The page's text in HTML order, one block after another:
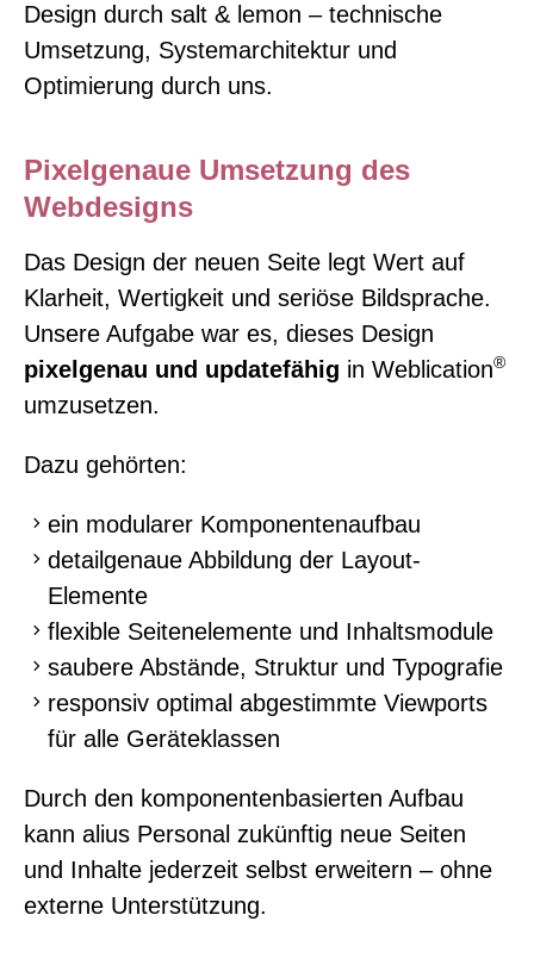
Design durch salt & lemon – technische
Umsetzung, Systemarchitektur und
Optimierung durch uns.
Pixelgenaue Umsetzung des
Webdesigns
Das Design der neuen Seite legt Wert auf
Klarheit, Wertigkeit und seriöse Bildsprache.
Unsere Aufgabe war es, dieses Design
pixelgenau und updatefähig in Weblication®
umzusetzen.
Dazu gehörten:
ein modularer Komponentenaufbau
detailgenaue Abbildung der Layout-
Elemente
flexible Seitenelemente und Inhaltsmodule
saubere Abstände, Struktur und Typografie
responsiv optimal abgestimmte Viewports
für alle Geräteklassen
Durch den komponentenbasierten Aufbau
kann alius Personal zukünftig neue Seiten
und Inhalte jederzeit selbst erweitern – ohne
externe Unterstützung.